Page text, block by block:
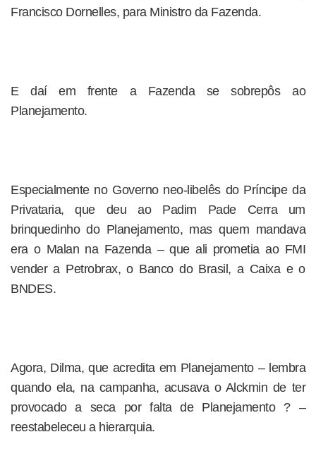
Francisco Dornelles, para Ministro da Fazenda.
E daí em frente a Fazenda se sobrepôs ao
Planejamento.
Especialmente no Governo neo-libelês do Príncipe da
Privataria, que deu ao Padim Pade Cerra um
brinquedinho do Planejamento, mas quem mandava
era o Malan na Fazenda – que ali prometia ao FMI
vender a Petrobrax, o Banco do Brasil, a Caixa e o
BNDES.
Agora, Dilma, que acredita em Planejamento – lembra
quando ela, na campanha, acusava o Alckmin de ter
provocado a seca por falta de Planejamento ? –
reestabeleceu a hierarquia.